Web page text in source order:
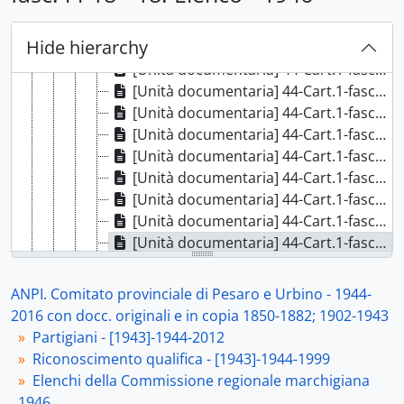
Hide hierarchy
[Unità documentaria] 44-Cart.1-fasc.44-7 - 7. Elenco - 1946, 1946
[Unità documentaria] 44-Cart.1-fasc.44-8 - 8. Elenco - 1946, 1946
[Unità documentaria] 44-Cart.1-fasc.44-9 - 9. Elenco - [1946], [1946]
[Unità documentaria] 44-Cart.1-fasc.44-10 - 10. Elenco - 1946, 1946
[Unità documentaria] 44-Cart.1-fasc.44-11 - 11. Elenco - 1946, 1946
[Unità documentaria] 44-Cart.1-fasc.44-12 - 12. Elenco - 1946, 1946
[Unità documentaria] 44-Cart.1-fasc.44-13 - 13. Elenco - 1946, 1946
[Unità documentaria] 44-Cart.1-fasc.44-14 - 14. Elenco - 1946, 1946
[Unità documentaria] 44-Cart.1-fasc.44-15 - 15. Elenco - 1946, 1946
[Unità documentaria] 44-Cart.1-fasc.44-16 - 16. Elenco - 1946, 1946
[Unità documentaria] 44-Cart.1-fasc.44-17 - 17. Elenco - 1946, 1946
[Unità documentaria] 44-Cart.1-fasc.44-18 - 18. Elenco - 1946, 1946
[Unità documentaria] 44-Cart.1-fasc.44-19 - 19. Elenco - 1946, 1946
[Unità documentaria] 44-Cart.1-fasc.44-20 - 20. Elenco -1946, 1946
[Unità documentaria] 44-Cart.1-fasc.44-21 - 21. Elenco - 1946, 1946
[Unità documentaria] 44-Cart.1-fasc.44-22 - 22. Elenco - 1946, 1946
[Unità documentaria] 44-Cart.1-fasc.44-23 - 23. Elenco - 1946, 1946
[Unità documentaria] 44-Cart.1-fasc.44-24 - 24. Elenco - [1946], [1946]
[Unità documentaria] 44-Cart.1-fasc.44-25 - 25.1. Elenco - 1946, 1946
ANPI. Comitato provinciale di Pesaro e Urbino - 1944-
2016 con docc. originali e in copia 1850-1882; 1902-1943
Partigiani - [1943]-1944-2012
Riconoscimento qualifica - [1943]-1944-1999
Elenchi della Commissione regionale marchigiana